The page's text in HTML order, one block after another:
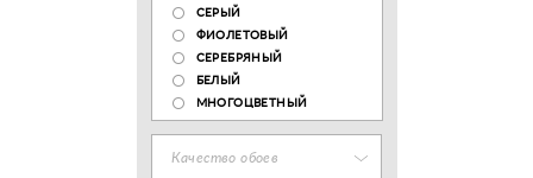
СЕРЫЙ
ФИОЛЕТОВЫЙ
СЕРЕБРЯНЫЙ
БЕЛЫЙ
МНОГОЦВЕТНЫЙ
Качество обоев